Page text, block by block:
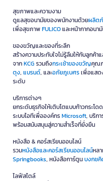
สุขภาพและความงาม
ดูแลสุขอนามัยของพนักงานด้วยผลิต
เพื่อสุขภาพFULICOและหน้ากากอนา
ของขวัญและของที่ระลึก
สร้างความประทับใจไม่รู้ลืมให้กับลูกค้
จากKCGรวมถึงกระเช้าของขวัญคุณ
ตุง, แบรนด์, และอภัยภูเบศรเพื่อแสด
ระดับ
บริการต่างๆ
ยกระดับธุรกิจให้เติบโตแบบก้าวกระโด
ระบบไอทีเพื่อองค์กรMicrosoft, บริก
พร้อมสนับสนุนสู่ความสำเร็จที่ยั่งยืน
หนังสือ & คอร์สเรียนออนไลน์
รวมหนังสือและคอร์สเรียนออนไลน์หล
Springbooks, หนังสือการ์ตูนบงกช
ไลฟ์สไตล์